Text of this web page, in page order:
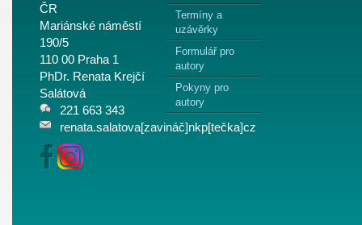
ČR
Mariánské náměstí
190/5
110 00 Praha 1
PhDr. Renata Krejčí
Salátová
221 663 343
renata.salatova[zavináč]nkp[tečka]cz
Termíny a
uzávěrky
Formulář pro
autory
Pokyny pro
autory